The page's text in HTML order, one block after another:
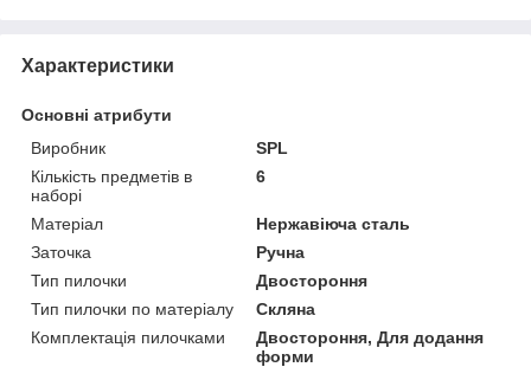
Характеристики
Основні атрибути
Виробник
SPL
Кількість предметів в
наборі
6
Матеріал
Нержавіюча сталь
Заточка
Ручна
Тип пилочки
Двостороння
Тип пилочки по матеріалу
Скляна
Комплектація пилочками
Двостороння, Для додання
форми